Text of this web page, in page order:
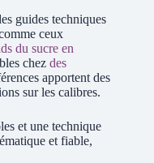
guides techniques
ceux
du sucre en
chez des
apportent des
sur les calibres.
et une technique
et fiable,